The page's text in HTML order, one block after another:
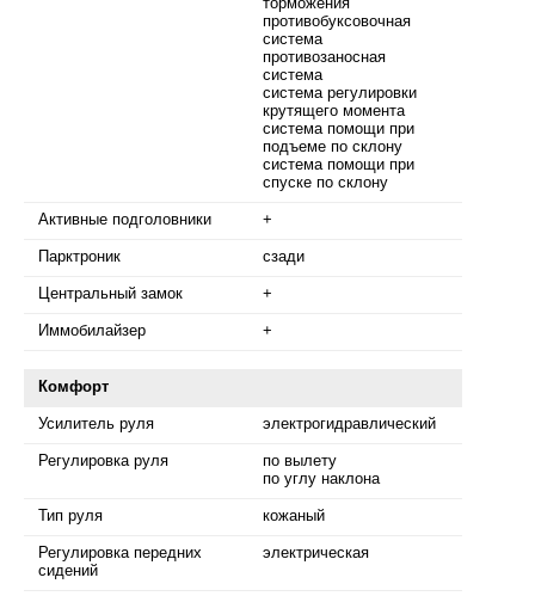
противобуксовочная
система
противозаносная
система
система регулировки
крутящего момента
система помощи при
подъеме по склону
система помощи при
спуске по склону
Активные подголовники +
Парктроник сзади
Центральный замок +
Иммобилайзер +
Комфорт
Усилитель руля электрогидравлический
Регулировка руля
по вылету
по углу наклона
Тип руля кожаный
Регулировка передних
сидений
электрическая